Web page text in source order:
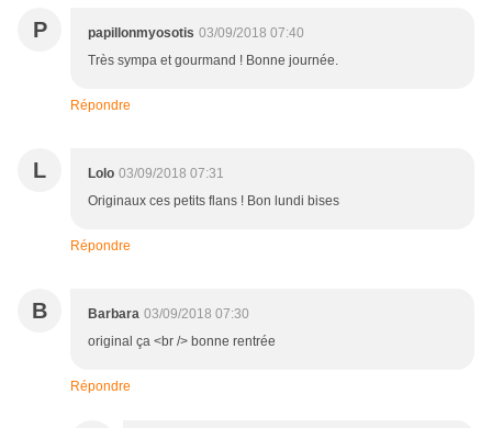
P papillonmyosotis 03/09/2018 07:40
Très sympa et gourmand ! Bonne journée.
Répondre
L Lolo 03/09/2018 07:31
Originaux ces petits flans ! Bon lundi bises
Répondre
B Barbara 03/09/2018 07:30
original ça <br /> bonne rentrée
Répondre